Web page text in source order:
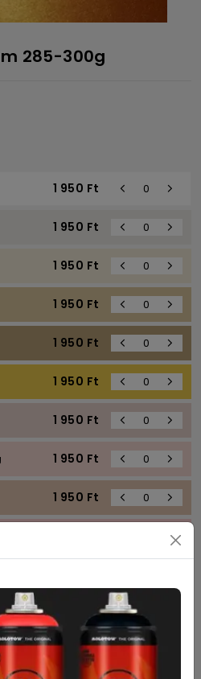
285-300g
1 950 Ft
1 950 Ft
1 950 Ft
1 950 Ft
1 950 Ft
1 950 Ft
1 950 Ft
1 950 Ft
1 950 Ft
1 950 Ft
1 950Ft